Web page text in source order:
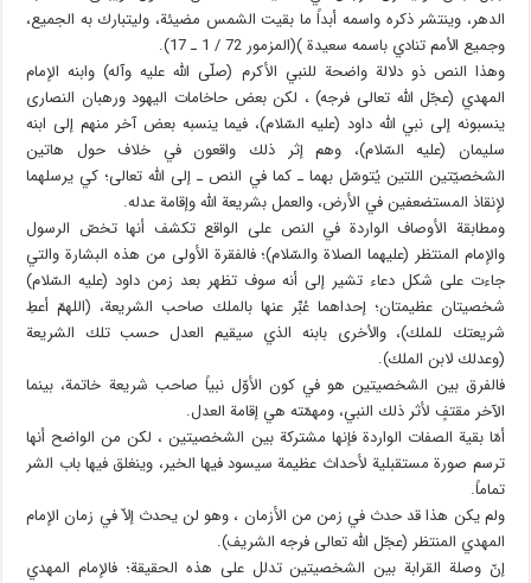
الدهر، وينتشر ذكره واسمه أبداً ما بقيت الشمس مضيئة، وليتبارك به الجميع،
وجميع الاُمم تنادي باسمه سعيدة )(المزمور 72 / 1 ـ 17).
وهذا النص ذو دلالة واضحة للنبي الأكرم (صلّى الله عليه وآله) وابنه الإمام
المهدي (عجّل الله تعالى فرجه) ، لكن بعض حاخامات اليهود ورهبان النصارى
ينسبونه إلى نبي الله داود (عليه السّلام)، فيما ينسبه بعض آخر منهم إلى ابنه
سليمان (عليه السّلام)، وهم إثر ذلك واقعون في خلاف حول هاتين
الشخصيّتين اللتين يُتوسّل بهما ـ كما في النص ـ إلى الله تعالى؛ كي يرسلهما
لإنقاذ المستضعفين في الأرض، والعمل بشريعة الله وإقامة عدله.
ومطابقة الأوصاف الواردة في النص على الواقع تكشف أنها تخصّ الرسول
والإمام المنتظر (عليهما الصلاة والسّلام)؛ فالفقرة الأولى من هذه البشارة والتي
جاءت على شكل دعاء تشير إلى أنه سوف تظهر بعد زمن داود (عليه السّلام)
شخصيتان عظيمتان؛ إحداهما عُبِّر عنها بالملك صاحب الشريعة، (اللهمّ أعطِ
شريعتك للملك)، والاُخرى بابنه الذي سيقيم العدل حسب تلك الشريعة
(وعدلك لابن الملك).
فالفرق بين الشخصيتين هو في كون الأوّل نبياً صاحب شريعة خاتمة، بينما
الآخر مقتفٍ لأثر ذلك النبي، ومهمّته هي إقامة العدل.
أمّا بقية الصفات الواردة فإنها مشتركة بين الشخصيتين ، لكن من الواضح أنها
ترسم صورة مستقبلية لأحداث عظيمة سيسود فيها الخير، وينغلق فيها باب الشر
تماماً.
ولم يكن هذا قد حدث في زمن من الأزمان ، وهو لن يحدث إلاّ في زمان الإمام
المهدي المنتظر (عجّل الله تعالى فرجه الشريف).
إنّ وصلة القرابة بين الشخصيتين تدلل على هذه الحقيقة؛ فالإمام المهدي